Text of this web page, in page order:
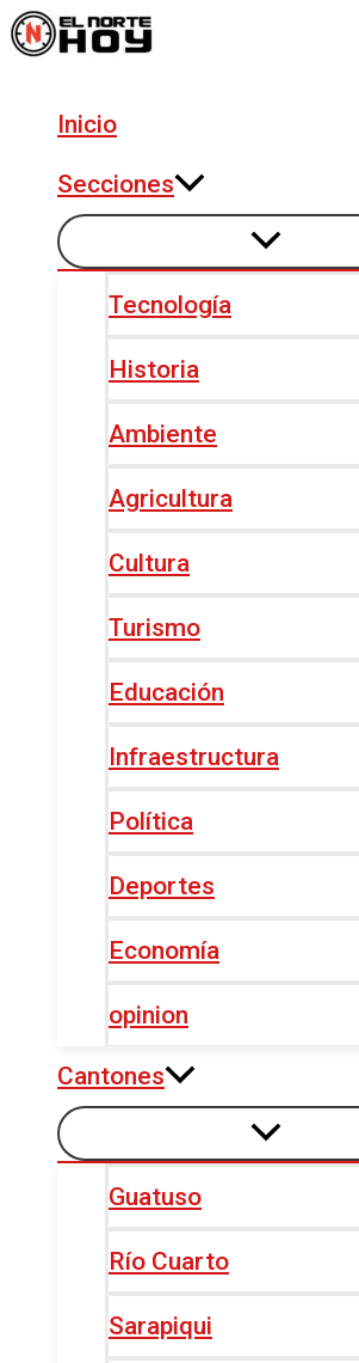
Ir
al
Inicio
Secciones
Tecnología
Historia
Ambiente
Agricultura
Cultura
Turismo
Educación
Infraestructura
Política
Deportes
Economía
opinion
Cantones
Guatuso
Río Cuarto
Sarapiqui
Navegación
de